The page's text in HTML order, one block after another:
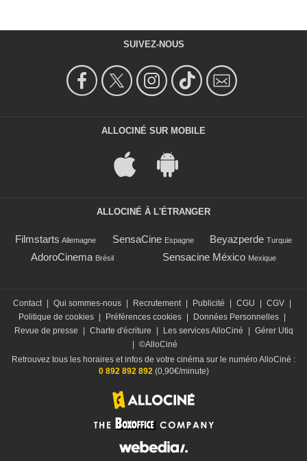
SUIVEZ-NOUS
ALLOCINÉ SUR MOBILE
ALLOCINÉ À L'ÉTRANGER
Filmstarts Allemagne SensaCine Espagne Beyazperde Turquie
AdoroCinema Brésil Sensacine México Mexique
Contact Qui sommes-nous Recrutement Publicité CGU CGV
Politique de cookies
Préférences cookies Données Personnelles
Revue de presse
Charte d'écriture Les services AlloCiné
Gérer Utiq
©AlloCiné
Retrouvez tous les horaires et infos de votre cinéma sur le numéro AlloCiné :
0 892 892 892(0,90€/minute)